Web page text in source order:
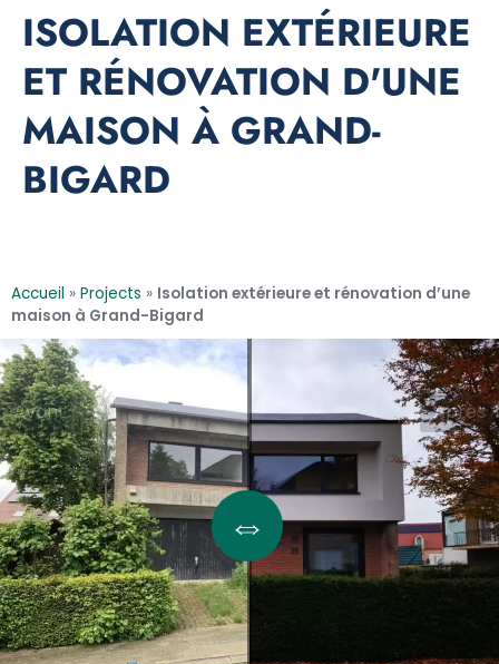
ISOLATION EXTÉRIEURE
ET RÉNOVATION D'UNE
MAISON À GRAND-
BIGARD
Accueil » Projects » Isolation extérieure et rénovation d’une
maison à Grand-Bigard
Avant Après